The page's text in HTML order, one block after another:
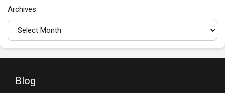
Archives
Blog